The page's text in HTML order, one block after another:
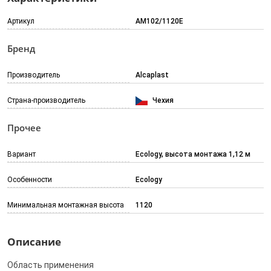
Артикул AM102/1120E
Бренд
Производитель Alcaplast
Страна-производитель Чехия
Прочее
Вариант Ecology, высота монтажа 1,12 м
Особенности Ecology
Минимальная монтажная высота 1120
Описание
Область применения